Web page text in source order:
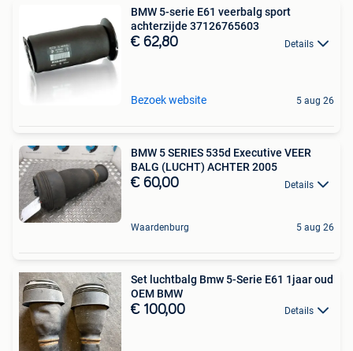
BMW 5-serie E61 veerbalg sport
achterzijde 37126765603
€ 62,80 Details
Bezoek website 5 aug 26
BMW 5 SERIES 535d Executive VEER
BALG (LUCHT) ACHTER 2005
€ 60,00 Details
Waardenburg 5 aug 26
Set luchtbalg Bmw 5-Serie E61 1jaar oud
OEM BMW
€ 100,00 Details